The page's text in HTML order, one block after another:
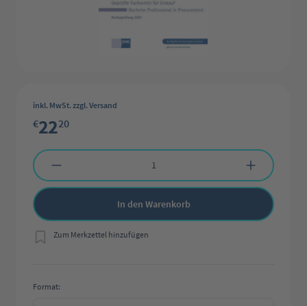
inkl. MwSt. zzgl. Versand
€2220
Produkt Anzahl: Gib den gewünschten Wert ein oder benutze die
In den Warenkorb
Zum Merkzettel hinzufügen
Format: